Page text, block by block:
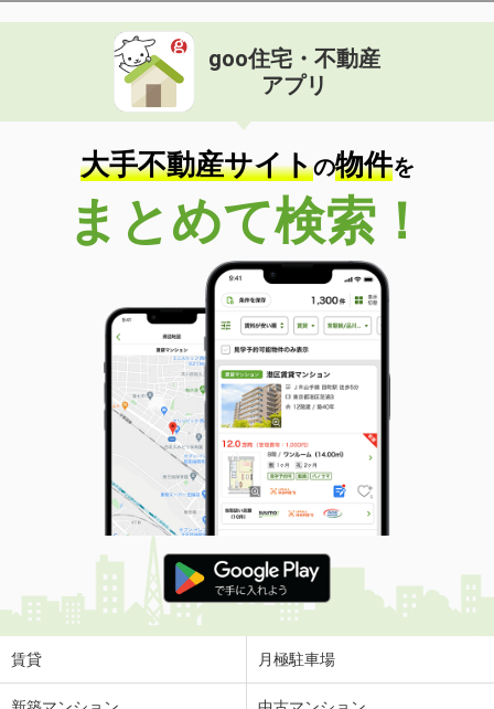
goo住宅・不動産
アプリ
大手不動産サイトの物件を
まとめて検索！
賃貸 月極駐車場